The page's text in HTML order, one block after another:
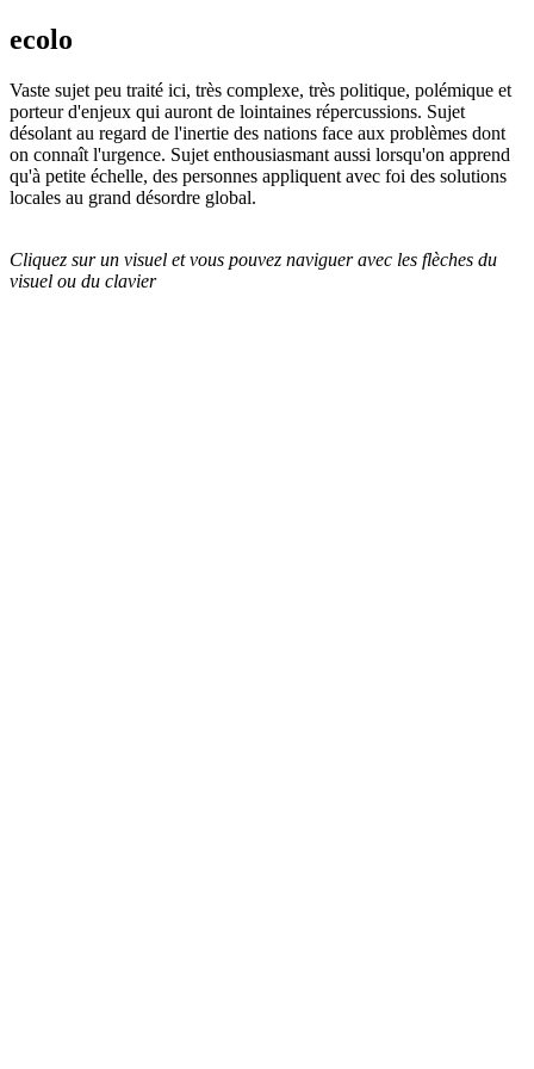
ecolo
Vaste sujet peu traité ici, très complexe, très politique, polémique et
porteur d'enjeux qui auront de lointaines répercussions. Sujet
désolant au regard de l'inertie des nations face aux problèmes dont
on connaît l'urgence. Sujet enthousiasmant aussi lorsqu'on apprend
qu'à petite échelle, des personnes appliquent avec foi des solutions
locales au grand désordre global.
Cliquez sur un visuel et vous pouvez naviguer avec les flèches du
visuel ou du clavier